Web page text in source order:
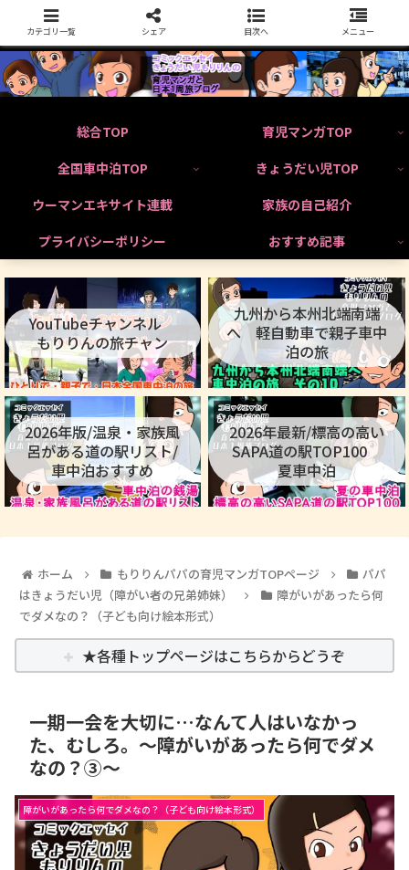
総合TOP
育児マンガTOP
全国車中泊TOP
きょうだい児TOP
ウーマンエキサイト連載
家族の自己紹介
プライバシーポリシー
おすすめ記事
YouTubeチャンネル
もりりんの旅チャン
九州から本州北端南端
へ 軽自動車で親子車中
泊の旅
2026年版/温泉・家族風
呂がある道の駅リスト/
車中泊おすすめ
2026年最新/標高の高い
SAPA道の駅TOP100
夏車中泊
ホーム もりりんパパの育児マンガTOPページ
パパ
はきょうだい児（障がい者の兄弟姉妹）
障がいがあったら何
でダメなの？（子ども向け絵本形式）
★各種トップページはこちらからどうぞ
一期一会を大切に…なんて人はいなかっ
た、むしろ。～障がいがあったら何でダメ
なの？③～
障がいがあったら何でダメなの？（子ども向け絵本形式）
カテゴリ一覧 シェア 目次へ メニュー